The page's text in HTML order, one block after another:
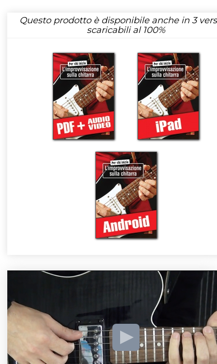
Questo prodotto è disponibile anche in 3
scaricabili al 100%